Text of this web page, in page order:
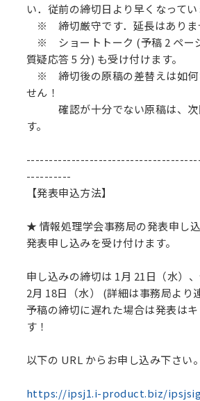
い．従前の締切日より早くなってい
※ 締切厳守です．延長はありま
※ ショートトーク (予稿 2 ページ
質疑応答 5 分) も受け付けます。
※ 締切後の原稿の差替えは如何
せん！
確認が十分でない原稿は、次
す。
----------
【発表申込方法】
★ 情報処理学会事務局の発表申し
発表申し込みを受け付けます。
申し込みの締切は 1月 21日（水）
2月 18日（水） (詳細は事務局より
予稿の締切に遅れた場合は発表は
す！
以下の URL からお申し込み下さい。
https://ipsj1.i-product.biz/